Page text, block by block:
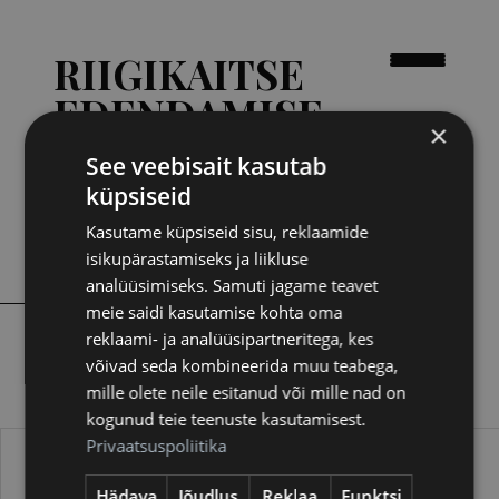
RIIGIKAITSE
EDENDAMISE
SIHTASUTUS
Tunnustused
×
See veebisait kasutab
küpsiseid
Kasutame küpsiseid sisu, reklaamide
isikupärastamiseks ja liikluse
analüüsimiseks. Samuti jagame teavet
meie saidi kasutamise kohta oma
reklaami- ja analüüsipartneritega, kes
võivad seda kombineerida muu teabega,
mille olete neile esitanud või mille nad on
kogunud teie teenuste kasutamisest.
Privaatsuspoliitika